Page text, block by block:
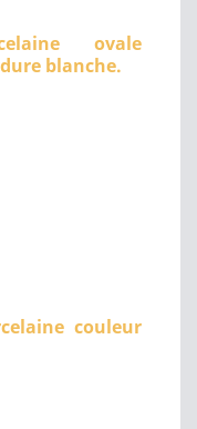
ovale
blanche.
couleur